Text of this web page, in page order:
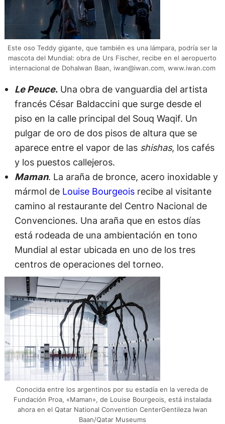
Este oso Teddy gigante, que también es una lámpara, podría ser la
mascota del Mundial: obra de Urs Fischer, recibe en el aeropuerto
internacional de DohaIwan Baan, iwan@iwan.com, www.iwan.com
Le Peuce.Una obra de vanguardia del artista
francés César Baldaccini que surge desde el
piso en la calle principal del Souq Waqif. Un
pulgar de oro de dos pisos de altura que se
aparece entre el vapor de lasshishas, los cafés
y los puestos callejeros.
Maman. La araña de bronce, acero inoxidable y
mármol de Louise Bourgeoisrecibe al visitante
camino al restaurante del Centro Nacional de
Convenciones. Una araña que en estos días
está rodeada de una ambientación en tono
Mundial al estar ubicada en uno de los tres
centros de operaciones del torneo.
Conocida entre los argentinos por su estadía en la vereda de
Fundación Proa, «Maman», de Louise Bourgeois, está instalada
ahora en el Qatar National Convention CenterGentileza Iwan
Baan/Qatar Museums